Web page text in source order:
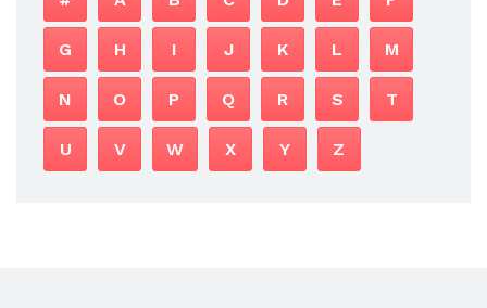
G H I J K L M
N O P Q R S T
U V W X Y Z